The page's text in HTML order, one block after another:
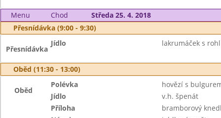
Menu Chod
Středa 25. 4. 2018
Přesnídávka (9:00 - 9:30)
Přesnídávka
Jídlo lakrumáček s
Oběd (11:30 - 13:00)
Oběd
Polévka
hovězí s
Jídlo
v.h. špenát
Příloha
bramborový